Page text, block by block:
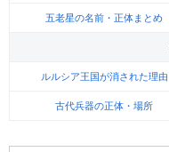
五老星の名前・正体まとめ
ルルシア王国が消された理由
古代兵器の正体・場所